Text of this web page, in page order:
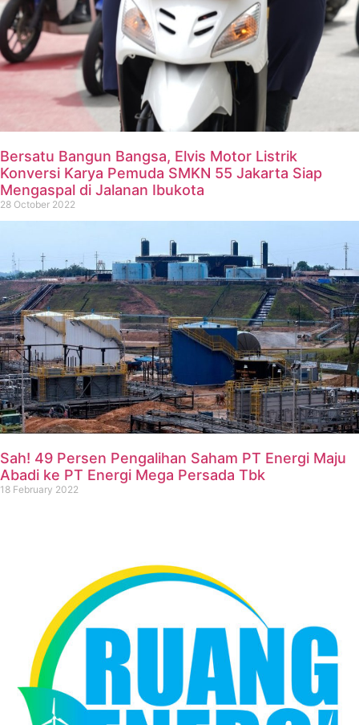
Bersatu Bangun Bangsa, Elvis Motor Listrik
Konversi Karya Pemuda SMKN 55 Jakarta Siap
Mengaspal di Jalanan Ibukota
28 October 2022
Sah! 49 Persen Pengalihan Saham PT Energi Maju
Abadi ke PT Energi Mega Persada Tbk
18 February 2022